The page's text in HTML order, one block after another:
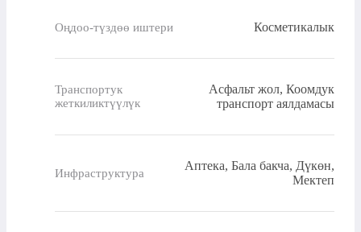
Оңдоо-түздөө иштери Косметикалык
Транспортук
жеткиликтүүлүк
Асфальт жол, Коомдук
транспорт аялдамасы
Инфраструктура
Аптека, Бала бакча, Дүкөн,
Мектеп